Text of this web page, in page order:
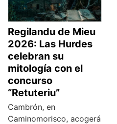
Regilandu de Mieu
2026: Las Hurdes
celebran su
mitología con el
concurso
“Retuteriu”
Cambrón, en
Caminomorisco, acogerá